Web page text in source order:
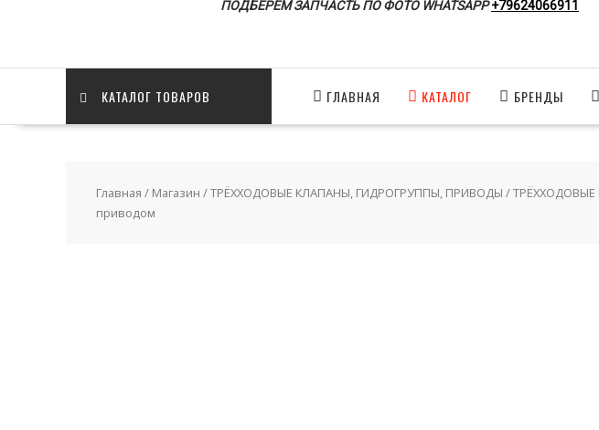
ПОДБЕРЁМ ЗАПЧАСТЬ ПО ФОТО WHATSAPP +79624066911
КАТАЛОГ ТОВАРОВ ГЛАВНАЯ КАТАЛОГ БРЕНДЫ
Главная / Магазин /ТРЁХХОДОВЫЕ КЛАПАНЫ, ГИДРОГРУППЫ, ПРИВОДЫ /
приводом